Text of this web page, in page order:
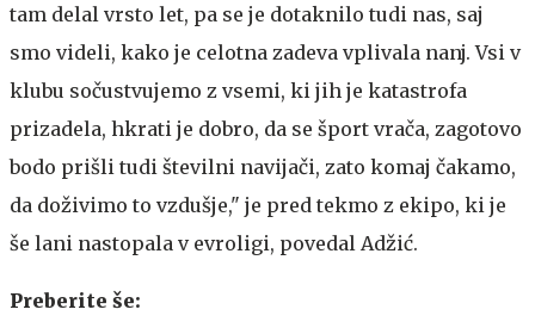
tam delal vrsto let, pa se je dotaknilo tudi nas, saj
smo videli, kako je celotna zadeva vplivala nanj. Vsi v
klubu sočustvujemo z vsemi, ki jih je katastrofa
prizadela, hkrati je dobro, da se šport vrača, zagotovo
bodo prišli tudi številni navijači, zato komaj čakamo,
da doživimo to vzdušje," je pred tekmo z ekipo, ki je
še lani nastopala v evroligi, povedal Adžić.
Preberite še: